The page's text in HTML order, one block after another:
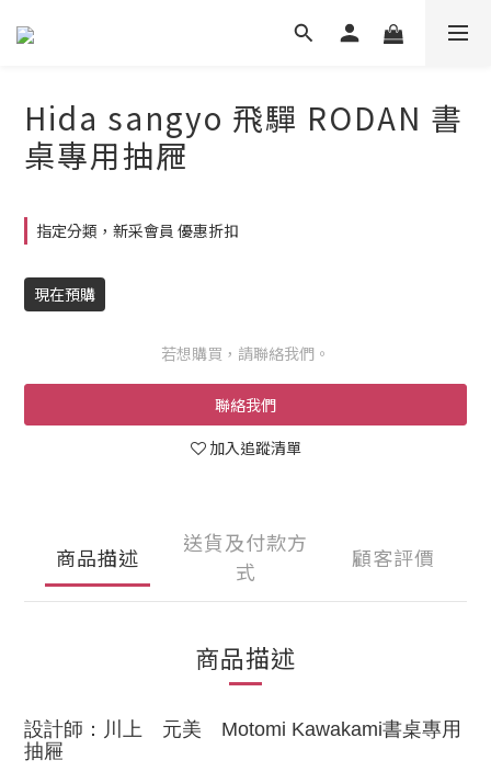
Hida sangyo 飛驒 RODAN 書
桌專用抽屜
指定分類，新采會員 優惠折扣
現在預購
若想購買，請聯絡我們。
聯絡我們
加入追蹤清單
商品描述
送貨及付款方
式
顧客評價
商品描述
設計師：川上 元美 Motomi Kawakami書桌專用
抽屜